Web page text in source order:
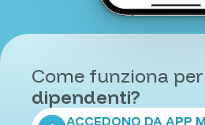
Come funziona per
dipendenti?
ACCEDONO DA APP